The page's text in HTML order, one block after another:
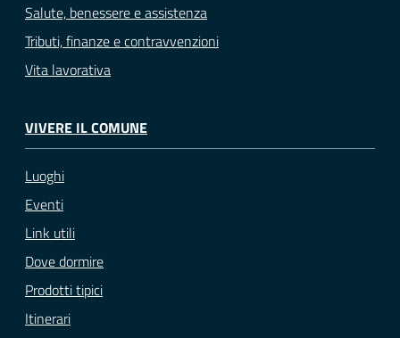
Salute, benessere e assistenza
Tributi, finanze e contravvenzioni
Vita lavorativa
VIVERE IL COMUNE
Luoghi
Eventi
Link utili
Dove dormire
Prodotti tipici
Itinerari